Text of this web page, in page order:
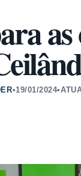
as
•19/01/2024•